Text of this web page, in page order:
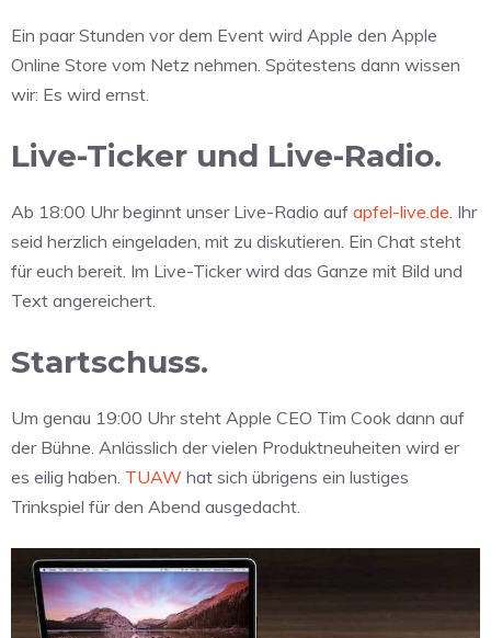
Ein paar Stunden vor dem Event wird Apple den Apple
Online Store vom Netz nehmen. Spätestens dann wissen
wir: Es wird ernst.
Live-Ticker und Live-Radio.
Ab 18:00 Uhr beginnt unser Live-Radio auf apfel-live.de. Ihr
seid herzlich eingeladen, mit zu diskutieren. Ein Chat steht
für euch bereit. Im Live-Ticker wird das Ganze mit Bild und
Text angereichert.
Startschuss.
Um genau 19:00 Uhr steht Apple CEO Tim Cook dann auf
der Bühne. Anlässlich der vielen Produktneuheiten wird er
es eilig haben. TUAW hat sich übrigens ein lustiges
Trinkspiel für den Abend ausgedacht.